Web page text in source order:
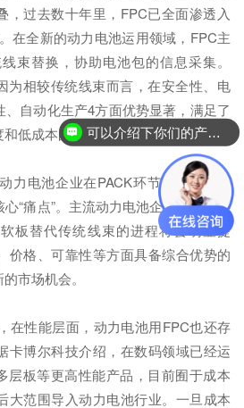
，过去数十年里，FPC已全面渗透入
在全新的动力电池运用领域，FPC主
束替换，协助电池包的信息采集。
为相较传统线束而言，在安全性、电
自动化生产4方面优势显著，满足了
低成本的需求导向。
力电池企业在PACK环节对于空间节
“痛点”。主流动力电池企业的一致共
板替代传统线束的进程将会明显提
价格、可靠性等方面具备综合优势的
市场机会。
在性能层面，动力电池用FPC也还存
卡博尔科技介绍，在数码领域已经运
层板等更高性能产品，目前囿于成本
大范围导入动力电池行业。一旦成本
可以介绍下你们的产品么？